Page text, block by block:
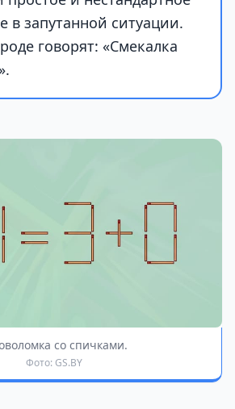
в запутанной ситуации.
говорят: «Смекалка
со спичками.
Фото: GS.BY